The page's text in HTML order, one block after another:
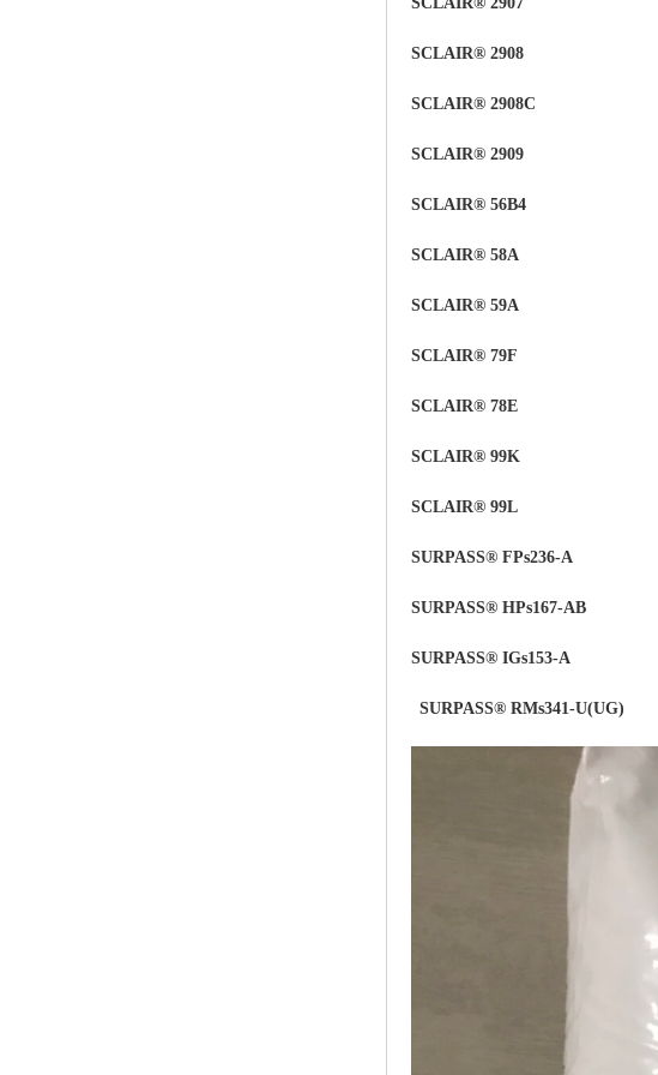
SCLAIR® 2908
SCLAIR® 2908C
SCLAIR® 2909
SCLAIR® 56B4
SCLAIR® 58A
SCLAIR® 59A
SCLAIR® 79F
SCLAIR® 78E
SCLAIR® 99K
SCLAIR® 99L
SURPASS® FPs236-A
SURPASS® HPs167-AB
SURPASS® IGs153-A
SURPASS® RMs341-U(UG)